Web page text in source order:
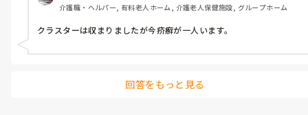
介護職・ヘルパー, 有料老人ホーム, 介護老人保健施設, グループホーム
クラスターは収まりましたが今疥癬が一人います。
回答をもっと見る